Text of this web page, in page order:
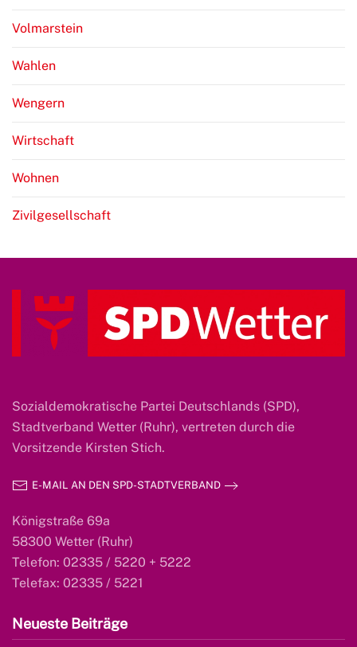
Volmarstein
Wahlen
Wengern
Wirtschaft
Wohnen
Zivilgesellschaft
Sozialdemokratische Partei Deutschlands (SPD),
Stadtverband Wetter (Ruhr), vertreten durch die
Vorsitzende Kirsten Stich.
E-MAIL AN DEN SPD-STADTVERBAND
Königstraße 69a
58300 Wetter (Ruhr)
Telefon: 02335 / 5220 + 5222
Telefax: 02335 / 5221
Neueste Beiträge